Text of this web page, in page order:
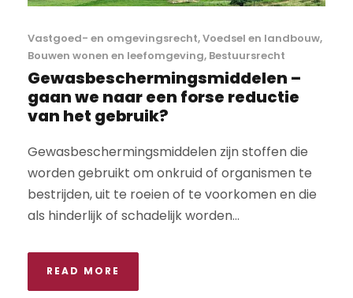
Vastgoed- en omgevingsrecht,Voedsel en landbouw,
Bouwen wonen en leefomgeving, Bestuursrecht
Gewasbeschermingsmiddelen –
gaan we naar een forse reductie
van het gebruik?
Gewasbeschermingsmiddelen zijn stoffen die
worden gebruikt om onkruid of organismen te
bestrijden, uit te roeien of te voorkomen en die
als hinderlijk of schadelijk worden...
READ MORE